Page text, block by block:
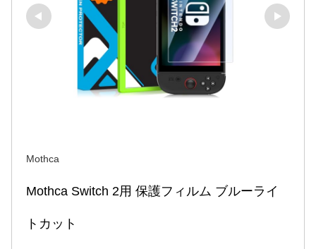
Mothca
Mothca Switch 2用 保護フィルム ブルーライ
トカット